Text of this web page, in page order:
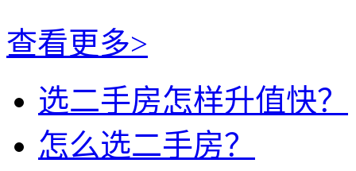
查看更多>
选二手房怎样升值快？
怎么选二手房？